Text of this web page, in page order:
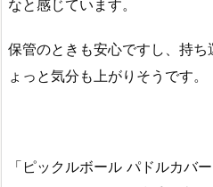
なと感じています。
保管のときも安心ですし、持
ょっと気分も上がりそうです。
「ピックルボール パドルカバ